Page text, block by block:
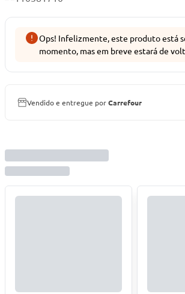
Ops! Infelizmente, este produto está
momento, mas em breve estará de
Vendido e entregue porCarrefour